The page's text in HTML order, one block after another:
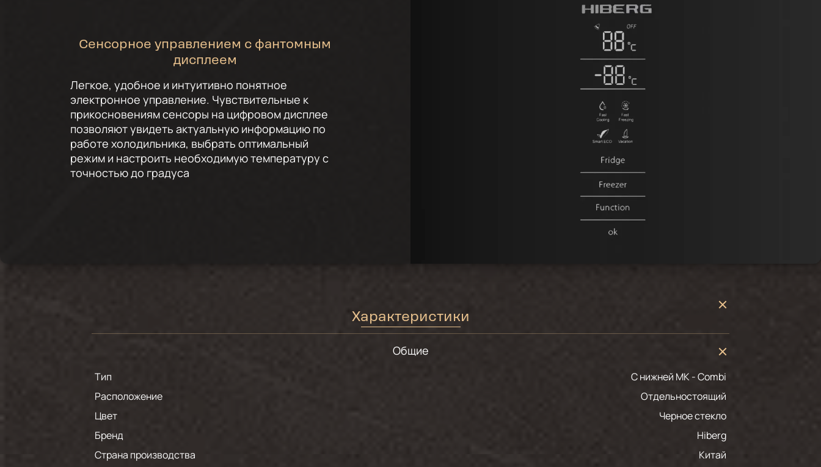
Сенсорное управлением с фантомным
дисплеем
Легкое, удобное и интуитивно понятное
электронное управление. Чувствительные к
прикосновениям сенсоры на цифровом дисплее
позволяют увидеть актуальную информацию по
работе холодильника, выбрать оптимальный
режим и настроить необходимую температуру с
точностью до градуса
Характеристики
Общие
Тип
С нижней МК - Combi
Расположение
Отдельностоящий
Цвет
черное стекло
Бренд
Hiberg
Страна производства
Китай